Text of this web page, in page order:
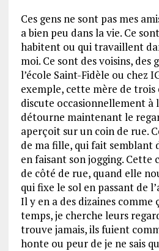
Ces gens ne sont pas mes
a bien peu dans la vie. Ce
habitent ou qui travaillent
moi. Ce sont des voisins, des
l’école Saint-Fidèle ou chez
exemple, cette mère de trois
discute occasionnellement à
détourne maintenant le
aperçoit sur un coin de rue.
de ma fille, qui fait semblant
en faisant son jogging. Cette
de côté de rue, quand elle
qui fixe le sol en passant de
Il y en a des dizaines comme
temps, je cherche leurs
trouve jamais, ils fuient
honte ou peur de je ne sais